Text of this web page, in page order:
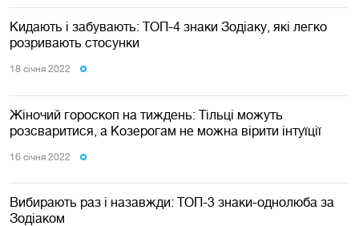
Кидають і забувають: ТОП-4 знаки Зодіаку, які легко
розривають стосунки
18 сiчня 2022
Жіночий гороскоп на тиждень: Тільці можуть
розсваритися, а Козерогам не можна вірити інтуїції
16 сiчня 2022
Вибирають раз і назавжди: ТОП-3 знаки-однолюба за
Зодіаком